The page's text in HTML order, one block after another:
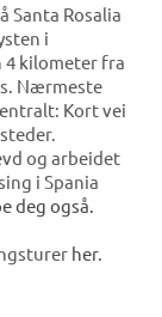
Santa Rosalia
i
4 kilometer fra
Nærmeste
Kort vei
og arbeidet
i Spania
deg også.
her.